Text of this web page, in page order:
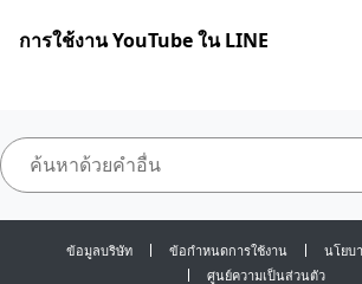
การใช้งาน YouTube ใน LINE
ข้อมูลบริษัท ข้อกำหนดการใช้งาน
นโยบ
ศูนย์ความเป็นส่วนตัว